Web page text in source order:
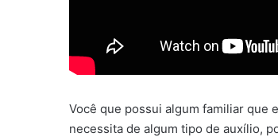
Você que possui algum familiar que
necessita de algum tipo de auxílio,